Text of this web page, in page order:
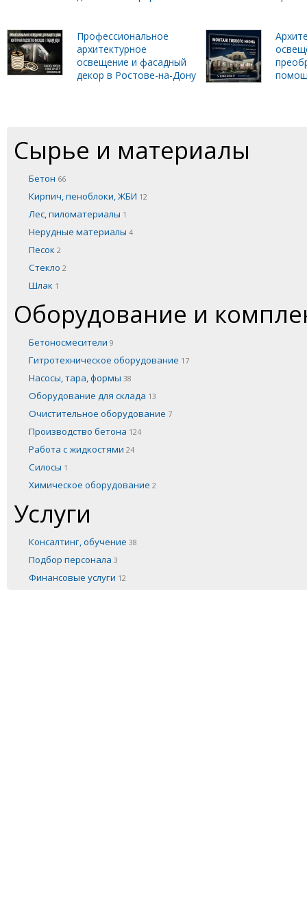
Профессиональное
архитектурное
освещение и фасадный
декор в Ростове-на-Дону
Сырье и материалы
Бетон 66
Кирпич, пеноблоки, ЖБИ 12
Лес, пиломатериалы 1
Нерудные материалы 4
Песок 2
Стекло 2
Шлак 1
Оборудование и
Бетоносмесители 9
Гитротехническое оборудование 17
Насосы, тара, формы 38
Оборудование для склада 13
Очистительное оборудование 7
Производство бетона 124
Работа с жидкостями 24
Силосы 1
Химическое оборудование 2
Услуги
Консалтинг, обучение 38
Подбор персонала 3
Финансовые услуги 12